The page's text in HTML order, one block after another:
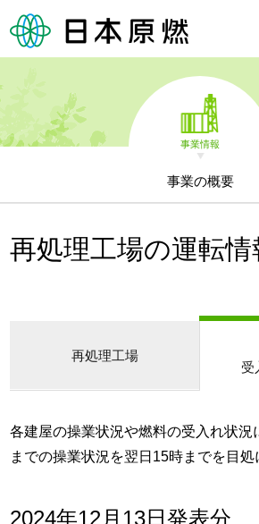
事業情報
事業の概要
再処理工場の運転情
再処理工場
受
各建屋の操業状況や燃料の受入れ状況
までの操業状況を翌日15時までを目処
2024年12月13日発表分